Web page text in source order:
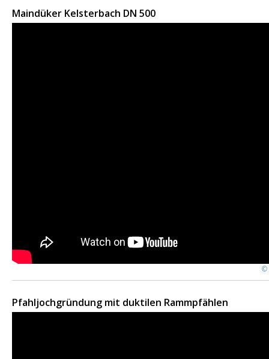
Maindüker Kelsterbach DN 500
©
Pfahljochgründung mit duktilen Rammpfählen